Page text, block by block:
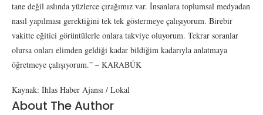
tane değil aslında yüzlerce çırağımız var. İnsanlara toplumsal medyadan
nasıl yapılması gerektiğini tek tek göstermeye çalışıyorum. Birebir
vakitte eğitici görüntülerle onlara takviye oluyorum. Tekrar soranlar
olursa onları elimden geldiği kadar bildiğim kadarıyla anlatmaya
öğretmeye çalışıyorum.” – KARABÜK
Kaynak: İhlas Haber Ajansı / Lokal
About The Author